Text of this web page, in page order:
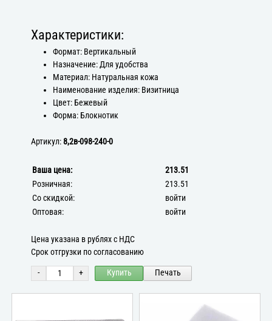
Характеристики:
Формат: Вертикальный
Назначение: Для удобства
Материал: Натуральная кожа
Наименование изделия: Визитница
Цвет: Бежевый
Форма: Блокнотик
Артикул:8,2в-098-240-0
Ваша цена:
213.51
Розничная:
213.51
Со скидкой:
войти
Оптовая:
войти
Цена указана в рублях с НДС
Срок отгрузки по согласованию
- + Купить Печать